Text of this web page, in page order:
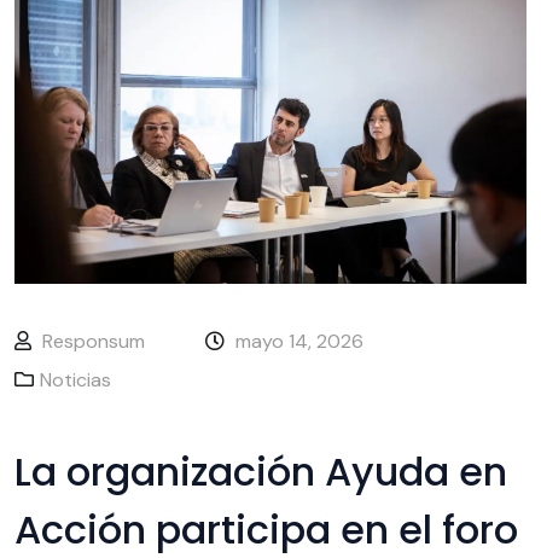
Responsum
mayo 14, 2026
Noticias
La organización Ayuda en
Acción participa en el foro